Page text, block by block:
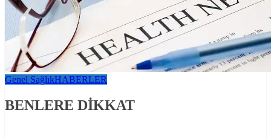
Genel SağlıkHABERLER
BENLERE DİKKAT